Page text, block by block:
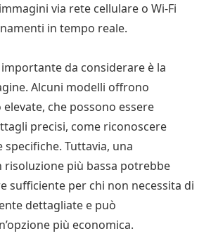
via rete cellulare o Wi-Fi
in tempo reale.
da considerare è la
Alcuni modelli offrono
che possono essere
precisi, come riconoscere
specifiche. Tuttavia, una
più bassa potrebbe
sufficiente per chi non necessita di
dettagliate e può
più economica.